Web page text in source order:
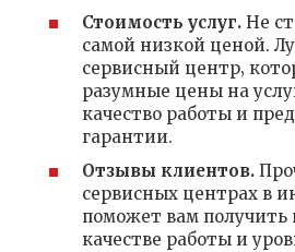
Стоимость услуг. Не
самой низкой ценой.
сервисный центр‚
разумные цены на
качество работы и
гарантии.
Отзывы клиентов.
сервисных центрах в
поможет вам получить
качестве работы и